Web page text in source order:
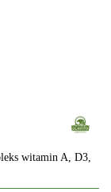
witamin A, D3,